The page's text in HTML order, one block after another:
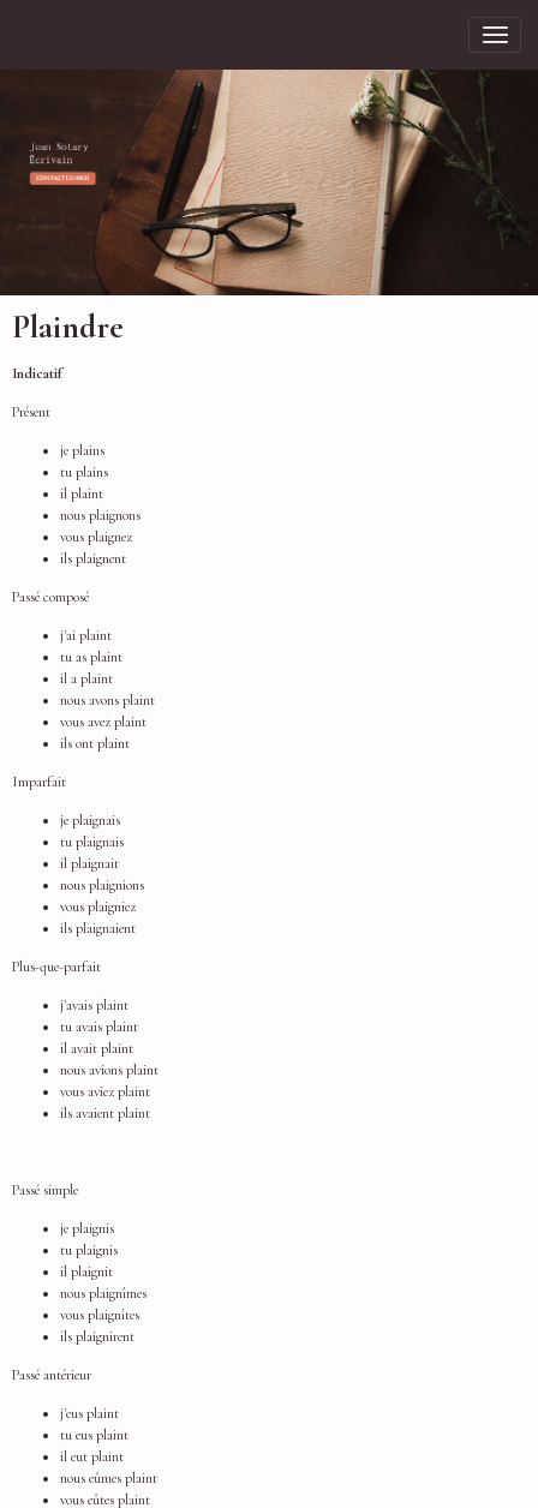
Plaindre
Indicatif
Présent
je plains
tu plains
il plaint
nous plaignons
vous plaignez
ils plaignent
Passé composé
j'ai plaint
tu as plaint
il a plaint
nous avons plaint
vous avez plaint
ils ont plaint
Imparfait
je plaignais
tu plaignais
il plaignait
nous plaignions
vous plaigniez
ils plaignaient
Plus-que-parfait
j'avais plaint
tu avais plaint
il avait plaint
nous avions plaint
vous aviez plaint
ils avaient plaint
Passé simple
je plaignis
tu plaignis
il plaignit
nous plaignîmes
vous plaignîtes
ils plaignirent
Passé antérieur
j'eus plaint
tu eus plaint
il eut plaint
nous eûmes plaint
vous eûtes plaint